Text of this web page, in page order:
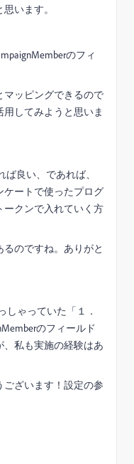
います。
のフィ
マッピングできるので
してみようと思いま
ば良い、であれば、
ケートで使ったプログ
ークンで入れていく方
のですね。ありがと
しゃっていた「１．
のフィールド
、私も実施の経験はあ
ざいます！設定の参